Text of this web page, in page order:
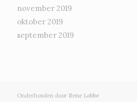
november 2019
oktober 2019
september 2019
Onderhouden door Rene Lobbe